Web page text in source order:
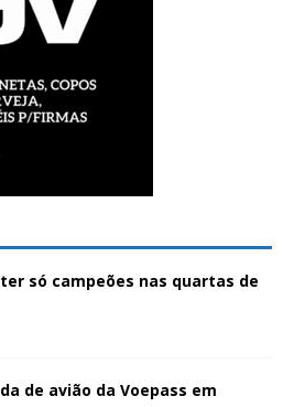
só campeões nas quartas de
de avião da Voepass em